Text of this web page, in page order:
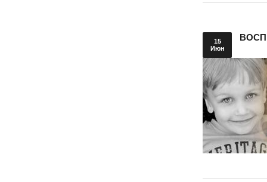
15
Июн